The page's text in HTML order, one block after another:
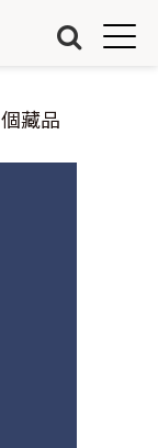
個藏品